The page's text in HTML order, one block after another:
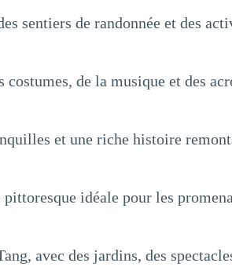
sentiers de randonnée et des
de la musique et des
et une riche histoire
idéale pour les
avec des jardins, des